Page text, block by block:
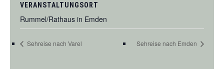
VERANSTALTUNGSORT
Rummel/Rathaus in Emden
Sehreise nach Varel Sehreise nach Emden